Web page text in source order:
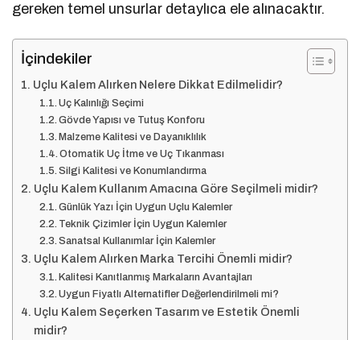
gereken temel unsurlar detaylıca ele alınacaktır.
İçindekiler
Uçlu Kalem Alırken Nelere Dikkat Edilmelidir?
Uç Kalınlığı Seçimi
Gövde Yapısı ve Tutuş Konforu
Malzeme Kalitesi ve Dayanıklılık
Otomatik Uç İtme ve Uç Tıkanması
Silgi Kalitesi ve Konumlandırma
Uçlu Kalem Kullanım Amacına Göre Seçilmeli midir?
Günlük Yazı İçin Uygun Uçlu Kalemler
Teknik Çizimler İçin Uygun Kalemler
Sanatsal Kullanımlar İçin Kalemler
Uçlu Kalem Alırken Marka Tercihi Önemli midir?
Kalitesi Kanıtlanmış Markaların Avantajları
Uygun Fiyatlı Alternatifler Değerlendirilmeli mi?
Uçlu Kalem Seçerken Tasarım ve Estetik Önemli
midir?